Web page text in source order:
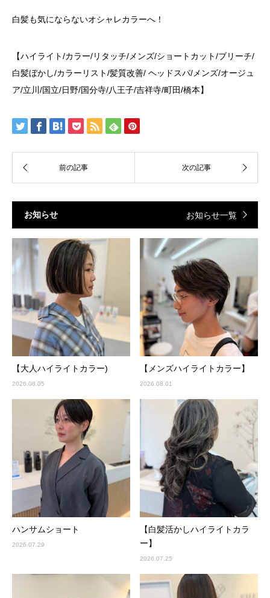
白髪も気にならないオシャレカラーへ！
【ハイライト/カラー/リタッチ/メンズ/ショートカット/ブリーチ/
白髪ぼかし/カラーリスト/髪質改善/ ヘッドスパ/メンズ/オージュ
ア/立川/国立/日野/国分寺/八王子/吉祥寺/町田/橋本】
お知らせ お知らせ一覧
【大人ハイライトカラー)
2026.08.05
【メンズハイライトカラー】
2026.08.01
ハンサムショート
2026.07.29
【白髪活かしハイライトカラ
ー】
2026.07.25